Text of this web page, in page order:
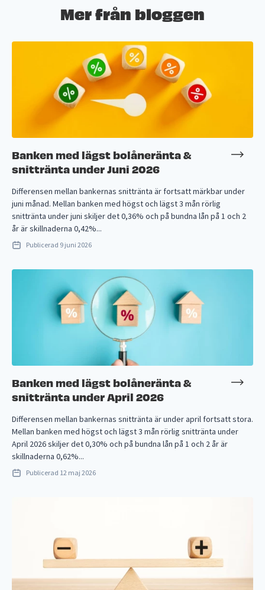
Mer från bloggen
Banken med lägst bolåneränta &
snittränta under Juni 2026
Differensen mellan bankernas snittränta är fortsatt märkbar under
juni månad. Mellan banken med högst och lägst 3 mån rörlig
snittränta under juni skiljer det 0,36% och på bundna lån på 1 och 2
år är skillnaderna 0,42%...
Publicerad 9 juni 2026
Banken med lägst bolåneränta &
snittränta under April 2026
Differensen mellan bankernas snittränta är under april fortsatt stora.
Mellan banken med högst och lägst 3 mån rörlig snittränta under
April 2026 skiljer det 0,30% och på bundna lån på 1 och 2 år är
skillnaderna 0,62%...
Publicerad 12 maj 2026